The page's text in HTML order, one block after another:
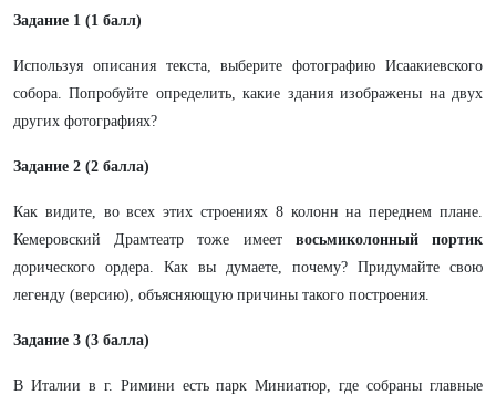
Задание 1 (1 балл)
Используя описания текста, выберите фотографию Исаакиевского
собора. Попробуйте определить, какие здания изображены на двух
других фотографиях?
Задание 2 (2 балла)
Как видите, во всех этих строениях 8 колонн на переднем плане.
Кемеровский Драмтеатр тоже имеет восьмиколонный портик
дорического ордера. Как вы думаете, почему? Придумайте свою
легенду (версию), объясняющую причины такого построения.
Задание 3 (3 балла)
В Италии в г. Римини есть парк Миниатюр, где собраны главные